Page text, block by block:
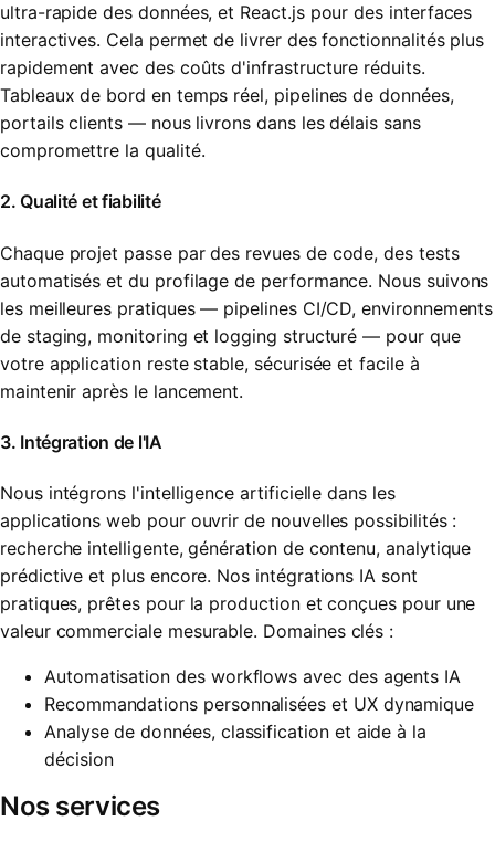
ultra-rapide des données, et React.js pour des interfaces
interactives. Cela permet de livrer des fonctionnalités plus
rapidement avec des coûts d'infrastructure réduits.
Tableaux de bord en temps réel, pipelines de données,
portails clients — nous livrons dans les délais sans
compromettre la qualité.
2. Qualité et fiabilité
Chaque projet passe par des revues de code, des tests
automatisés et du profilage de performance. Nous suivons
les meilleures pratiques — pipelines CI/CD, environnements
de staging, monitoring et logging structuré — pour que
votre application reste stable, sécurisée et facile à
maintenir après le lancement.
3. Intégration de l'IA
Nous intégrons l'intelligence artificielle dans les
applications web pour ouvrir de nouvelles possibilités :
recherche intelligente, génération de contenu, analytique
prédictive et plus encore. Nos intégrations IA sont
pratiques, prêtes pour la production et conçues pour une
valeur commerciale mesurable. Domaines clés :
Automatisation des workflows avec des agents IA
Recommandations personnalisées et UX dynamique
Analyse de données, classification et aide à la
décision
Nos services